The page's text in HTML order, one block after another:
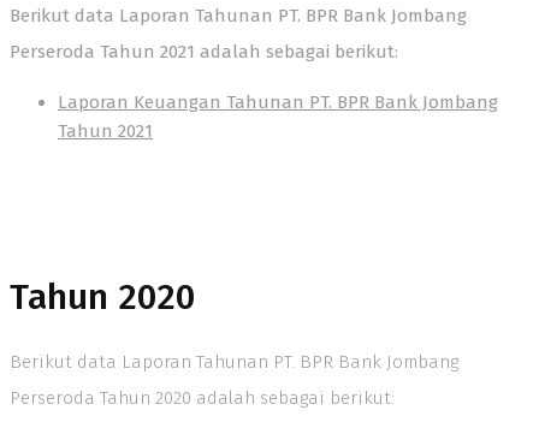
Berikut data Laporan Tahunan PT. BPR Bank Jombang
Perseroda Tahun 2021 adalah sebagai berikut:
Laporan Keuangan Tahunan PT. BPR Bank Jombang
Tahun 2021
Tahun 2020
Berikut data Laporan Tahunan PT. BPR Bank Jombang
Perseroda Tahun 2020 adalah sebagai berikut: